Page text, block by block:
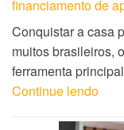
financiamento de
Conquistar a casa
muitos brasileiros,
ferramenta
Continue lendo